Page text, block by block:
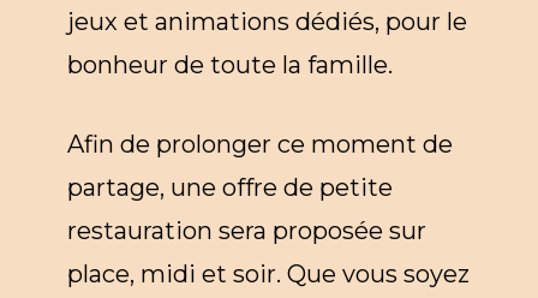
jeux et animations dédiés, pour le
bonheur de toute la famille.
Afin de prolonger ce moment de
partage, une offre de petite
restauration sera proposée sur
place, midi et soir. Que vous soyez